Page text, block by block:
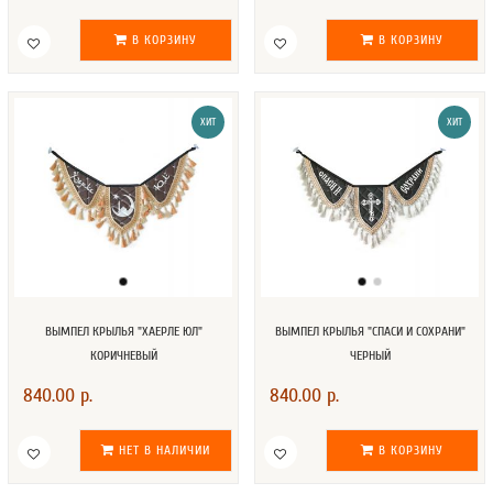
В КОРЗИНУ В КОРЗИНУ
ХИТ
ВЫМПЕЛ КРЫЛЬЯ "ХАЕРЛЕ ЮЛ"
КОРИЧНЕВЫЙ
840.00 р.
НЕТ В НАЛИЧИИ
ХИТ
ВЫМПЕЛ КРЫЛЬЯ "СПАСИ И СОХРАНИ"
ЧЕРНЫЙ
840.00 р.
В КОРЗИНУ